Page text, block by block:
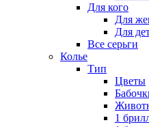
Для кого
Для
Для
Все серьги
Колье
Тип
Цветы
1